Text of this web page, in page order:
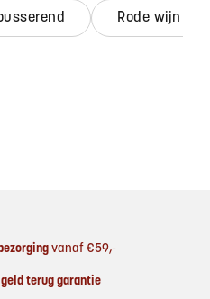
rode wijn
vanaf €59,-
terug garantie